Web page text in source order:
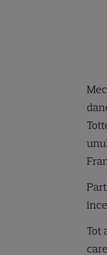
Tot